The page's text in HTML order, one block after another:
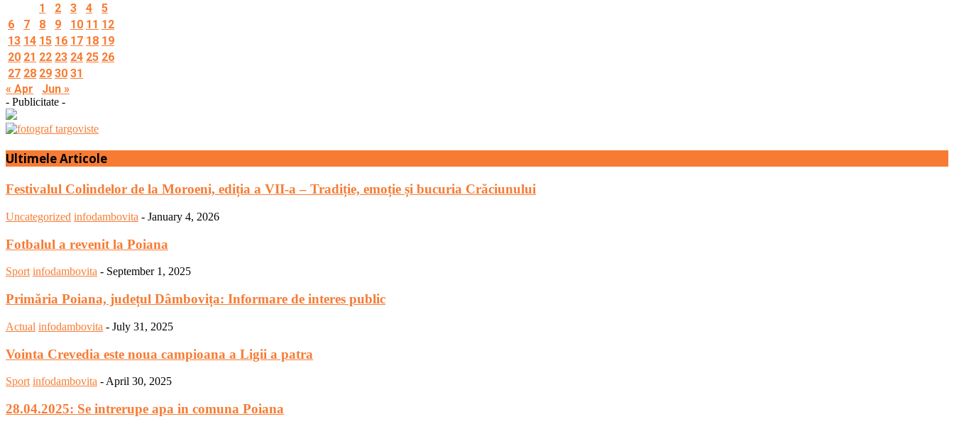
1
2 3 4
5
6
7 8 9 10 11 12
13 14 15 16 17 18 19
20 21 22 23 24 25 26
27 28 29 30 31
« Apr
Jun »
- Publicitate -
Ultimele Articole
Festivalul Colindelor de la Moroeni, ediția a VII-a – Tradiție, emoție și bucuria Crăciunului
Uncategorized infodambovita - January 4, 2026
Fotbalul a revenit la Poiana
Sport infodambovita - September 1, 2025
Primăria Poiana, județul Dâmbovița: Informare de interes public
Actual infodambovita - July 31, 2025
Vointa Crevedia este noua campioana a Ligii a patra
Sport infodambovita - April 30, 2025
28.04.2025: Se intrerupe apa in comuna Poiana